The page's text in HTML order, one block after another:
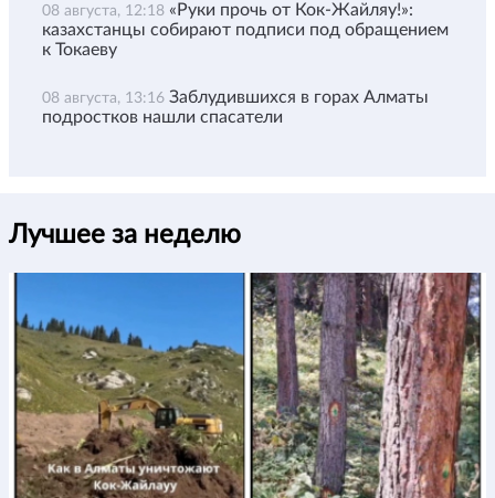
08 августа, 12:18 «Руки прочь от Кок-Жайляу!»:
казахстанцы собирают подписи под обращением
к Токаеву
08 августа, 13:16 Заблудившихся в горах Алматы
подростков нашли спасатели
Лучшее за неделю